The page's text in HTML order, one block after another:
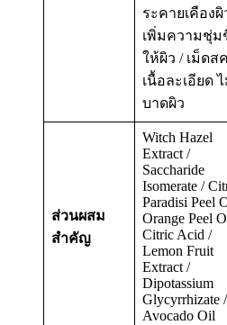
ระคายเคืองผิ
เพิ่มความชุ่ม
ให้ผิว / เม็ดส
เนื้อละเอียด
บาดผิว
ส่วนผสม
สำคัญ
Witch Hazel
Extract /
Saccharide
Isomerate /
Paradisi Peel
Orange Peel
Citric Acid /
Lemon Fruit
Extract /
Dipotassium
Glycyrrhizate /
Avocado Oil